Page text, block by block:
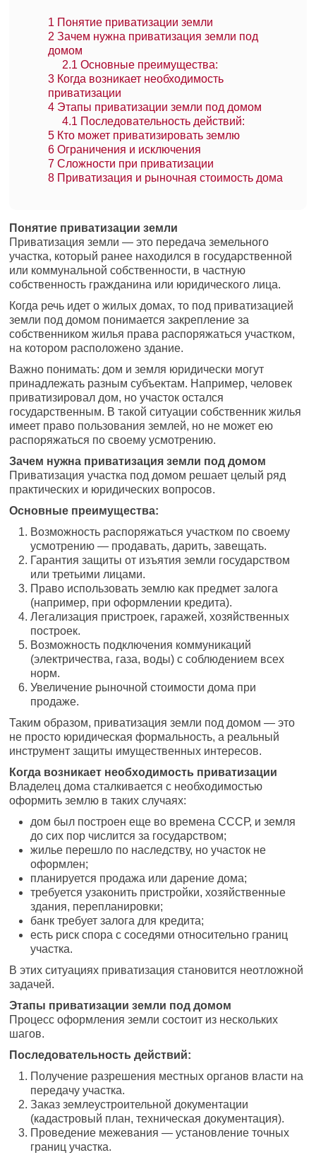
1 Понятие приватизации земли
2 Зачем нужна приватизация земли под
домом
2.1 Основные преимущества:
3 Когда возникает необходимость
приватизации
4 Этапы приватизации земли под домом
4.1 Последовательность действий:
5 Кто может приватизировать землю
6 Ограничения и исключения
7 Сложности при приватизации
8 Приватизация и рыночная стоимость дома
Понятие приватизации земли
Приватизация земли — это передача земельного
участка, который ранее находился в государственной
или коммунальной собственности, в частную
собственность гражданина или юридического лица.
Когда речь идет о жилых домах, то под приватизацией
земли под домом понимается закрепление за
собственником жилья права распоряжаться участком,
на котором расположено здание.
Важно понимать: дом и земля юридически могут
принадлежать разным субъектам. Например, человек
приватизировал дом, но участок остался
государственным. В такой ситуации собственник жилья
имеет право пользования землей, но не может ею
распоряжаться по своему усмотрению.
Зачем нужна приватизация земли под домом
Приватизация участка под домом решает целый ряд
практических и юридических вопросов.
Основные преимущества:
Возможность распоряжаться участком по своему
усмотрению — продавать, дарить, завещать.
Гарантия защиты от изъятия земли государством
или третьими лицами.
Право использовать землю как предмет залога
(например, при оформлении кредита).
Легализация пристроек, гаражей, хозяйственных
построек.
Возможность подключения коммуникаций
(электричества, газа, воды) с соблюдением всех
норм.
Увеличение рыночной стоимости дома при
продаже.
Таким образом, приватизация земли под домом — это
не просто юридическая формальность, а реальный
инструмент защиты имущественных интересов.
Когда возникает необходимость приватизации
Владелец дома сталкивается с необходимостью
оформить землю в таких случаях:
дом был построен еще во времена СССР, и земля
до сих пор числится за государством;
жилье перешло по наследству, но участок не
оформлен;
планируется продажа или дарение дома;
требуется узаконить пристройки, хозяйственные
здания, перепланировки;
банк требует залога для кредита;
есть риск спора с соседями относительно границ
участка.
В этих ситуациях приватизация становится неотложной
задачей.
Этапы приватизации земли под домом
Процесс оформления земли состоит из нескольких
шагов.
Последовательность действий:
Получение разрешения местных органов власти на
передачу участка.
Заказ землеустроительной документации
(кадастровый план, техническая документация).
Проведение межевания — установление точных
границ участка.